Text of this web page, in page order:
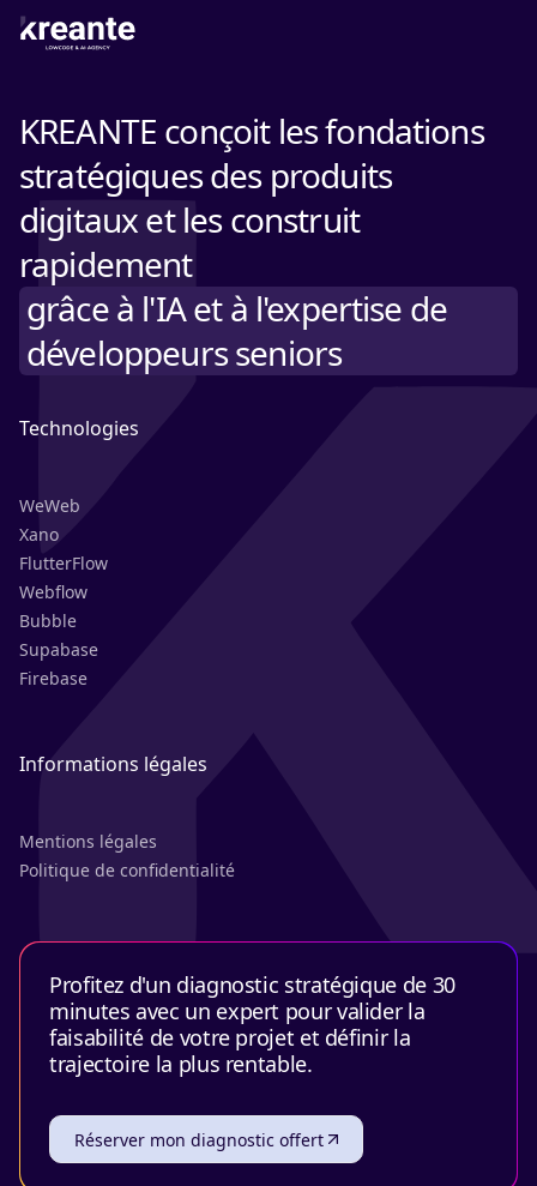
KREANTE conçoit les fondations
stratégiques des produits
digitaux et les construit
rapidement
grâce à l'IA et à l'expertise de
développeurs seniors
Technologies
WeWeb
Xano
FlutterFlow
Webflow
Bubble
Supabase
Firebase
Informations légales
Mentions légales
Politique de confidentialité
Profitez d'un diagnostic stratégique de 30
minutes avec un expert pour valider la
faisabilité de votre projet et définir la
trajectoire la plus rentable.
Réserver mon diagnostic offert